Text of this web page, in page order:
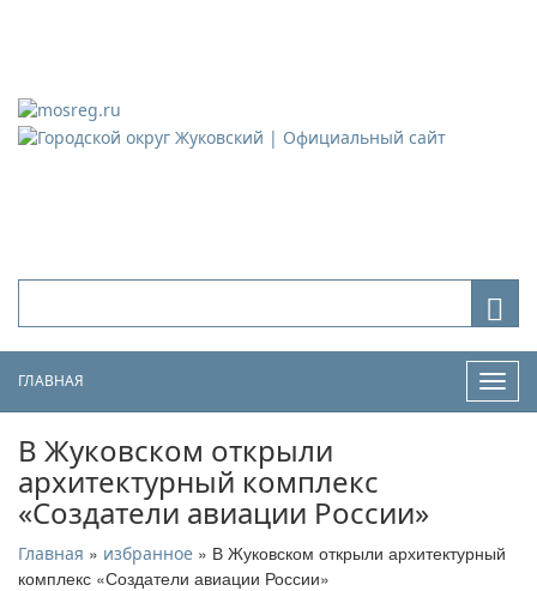
ГЛАВНАЯ
В Жуковском открыли
архитектурный комплекс
«Создатели авиации России»
Главная » избранное » В Жуковском открыли архитектурный
комплекс «Создатели авиации России»